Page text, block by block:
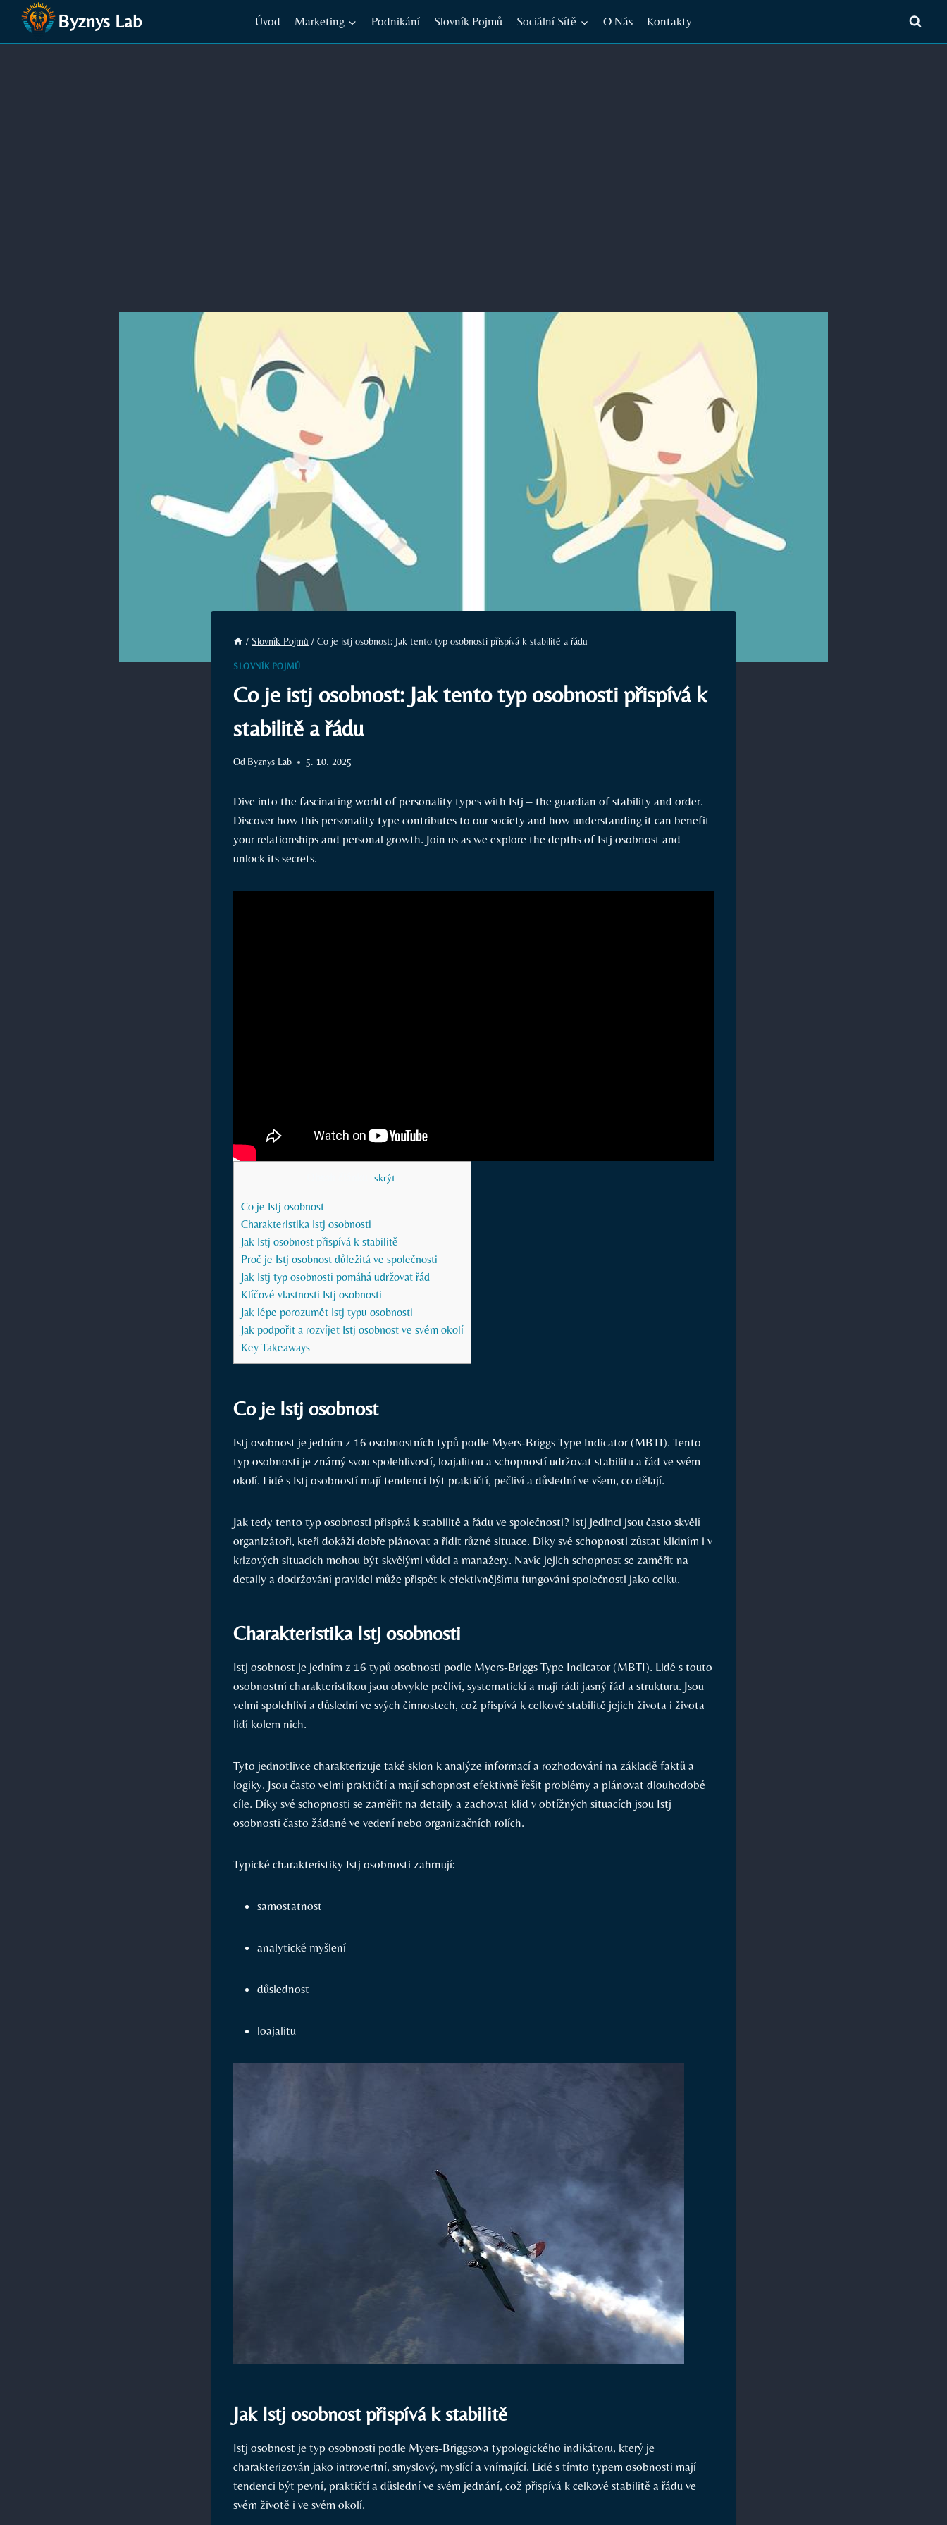
Přeskočit
obsah
Byznys Lab Úvod Marketing Podnikání Slovník Pojmů Sociální Sítě O Nás Kontakty
/ Slovník Pojmů / Co je istj osobnost: Jak tento typ osobnosti přispívá k stabilitě a řádu
SLOVNÍK POJMŮ
Co je istj osobnost: Jak tento typ osobnosti přispívá k
stabilitě a řádu
Od Byznys Lab 5. 10. 2025
Dive into the fascinating world of personality types with Istj – the guardian of stability and order.
Discover how this personality type contributes to our society and how understanding it can benefit
your relationships and personal growth. Join us as we explore the depths of Istj osobnost and
unlock its secrets.
skrýt]
Co je Istj osobnost
Charakteristika Istj osobnosti
Jak Istj osobnost přispívá k stabilitě
Proč je Istj osobnost důležitá ve společnosti
Jak Istj typ osobnosti pomáhá udržovat řád
Klíčové vlastnosti Istj osobnosti
Jak lépe porozumět Istj typu osobnosti
Jak podpořit a rozvíjet Istj osobnost ve svém okolí
Key Takeaways
Co je Istj osobnost
Istj osobnost je jedním z 16 osobnostních typů podle Myers-Briggs Type Indicator (MBTI). Tento
typ osobnosti je známý svou spolehlivostí, loajalitou a schopností udržovat stabilitu a řád ve svém
okolí. Lidé s Istj osobností mají tendenci být praktičtí, pečliví a důslední ve všem, co dělají.
Jak tedy tento typ osobnosti přispívá k stabilitě a řádu ve společnosti? Istj jedinci jsou často skvělí
organizátoři, kteří dokáží dobře plánovat a řídit různé situace. Díky své schopnosti zůstat klidním i v
krizových situacích mohou být skvělými vůdci a manažery. Navíc jejich schopnost se zaměřit na
detaily a dodržování pravidel může přispět k efektivnějšímu fungování společnosti jako celku.
Charakteristika Istj osobnosti
Istj osobnost je jedním z 16 typů osobnosti podle Myers-Briggs Type Indicator (MBTI). Lidé s touto
osobnostní charakteristikou jsou obvykle pečliví, systematickí a mají rádi jasný řád a strukturu. Jsou
velmi spolehliví a důslední ve svých činnostech, což přispívá k celkové stabilitě jejich života i života
lidí kolem nich.
Tyto jednotlivce charakterizuje také sklon k analýze informací a rozhodování na základě faktů a
logiky. Jsou často velmi praktičtí a mají schopnost efektivně řešit problémy a plánovat dlouhodobé
cíle. Díky své schopnosti se zaměřit na detaily a zachovat klid v obtížných situacích jsou Istj
osobnosti často žádané ve vedení nebo organizačních rolích.
Typické charakteristiky Istj osobnosti zahrnují:
samostatnost
analytické myšlení
důslednost
loajalitu
Jak Istj osobnost přispívá k stabilitě
Istj osobnost je typ osobnosti podle Myers-Briggsova typologického indikátoru, který je
charakterizován jako introvertní, smyslový, myslící a vnímající. Lidé s tímto typem osobnosti mají
tendenci být pevní, praktičtí a důslední ve svém jednání, což přispívá k celkové stabilitě a řádu ve
svém životě i ve svém okolí.